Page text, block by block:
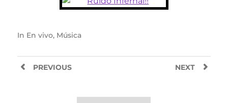
In En vivo, Música
NEXT
PREVIOUS